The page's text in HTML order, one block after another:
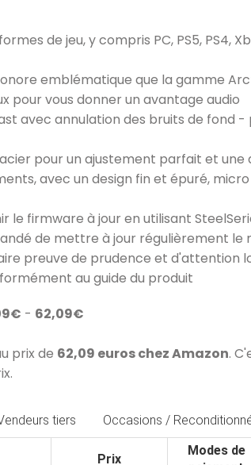
de jeu, y compris PC, PS5, PS4,
emblématique que la gamme
pour vous donner un avantage audio
avec annulation des bruits de fond -
pour un ajustement parfait et une
avec un design fin et épuré,
le firmware à jour en utilisant
de mettre à jour régulièrement le
preuve de prudence et d'attention
au guide du produit
- 62,09€
prix de 62,09 euros chez Amazon.
tiers Occasions /
Prix
Modes de